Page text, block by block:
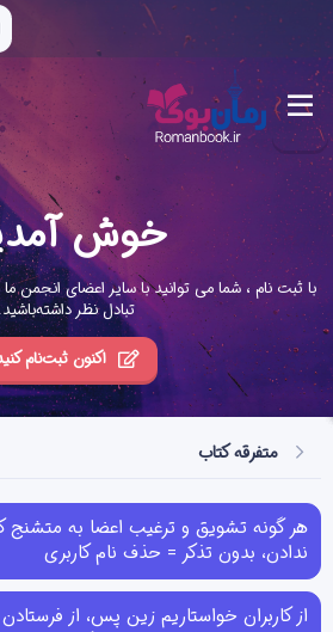
خوش
با ثبت نام ، شما می توانید با سایر اعضای
تبادل نظر
اکنون ثبت‌نام
متفرقه کتاب
هر گونه تشویق و ترغیب اعضا به متشنج
ندادن، بدون تذکر = حذف نام کاربری
از کاربران خواستاریم زین پس، از